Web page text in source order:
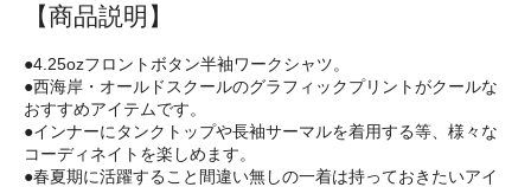
【商品説明】
●4.25ozフロントボタン半袖ワークシャツ。
●西海岸・オールドスクールのグラフィックプリントがクールな
おすすめアイテムです。
●インナーにタンクトップや長袖サーマルを着用する等、様々な
コーディネイトを楽しめます。
●春夏期に活躍すること間違い無しの一着は持っておきたいアイ